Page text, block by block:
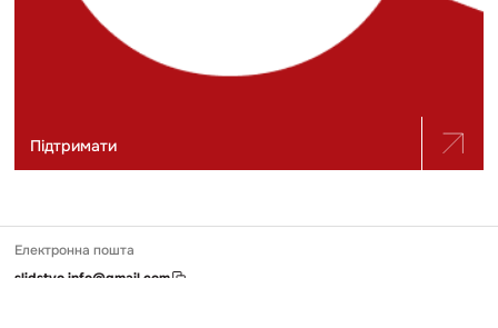
Підтримати
Електронна пошта
slidstvo.info@gmail.com